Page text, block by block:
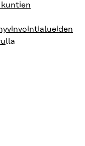
kuntien
lla